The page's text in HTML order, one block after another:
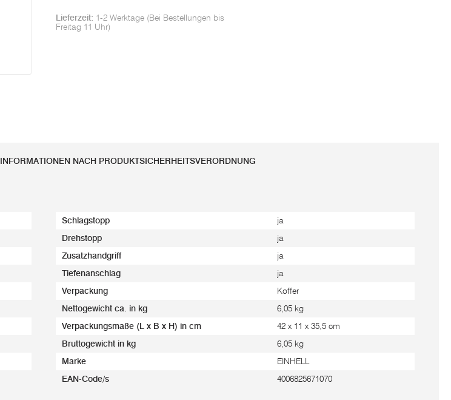
Lieferzeit: 1-2 Werktage (Bei Bestellungen bis
Freitag 11 Uhr)
INFORMATIONEN NACH PRODUKTSICHERHEITSVERORDNUNG
Schlagstopp ja
Drehstopp ja
Zusatzhandgriff ja
Tiefenanschlag ja
Verpackung Koffer
Nettogewicht ca. in kg 6,05 kg
Verpackungsmaße (L x B x H) in cm 42 x 11 x 35,5 cm
Bruttogewicht in kg 6,05 kg
Marke EINHELL
EAN-Code/s 4006825671070